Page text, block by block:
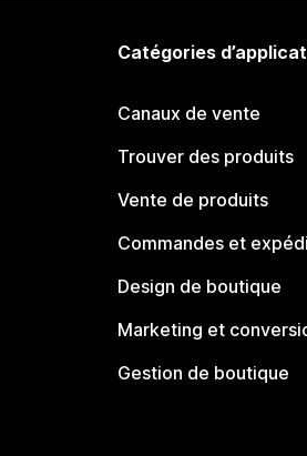
Catégories
Canaux de vente
Trouver des produits
Vente de produits
Commandes et
Design de boutique
Marketing et
Gestion de boutique